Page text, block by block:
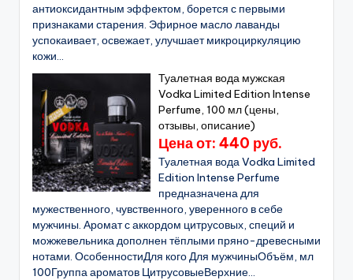
антиоксидантным эффектом, борется с первыми
признаками старения. Эфирное масло лаванды
успокаивает, освежает, улучшает микроциркуляцию
кожи...
Туалетная вода мужская
Vodka Limited Edition Intense
Perfume, 100 мл (цены,
отзывы, описание)
Цена от: 440 руб.
Туалетная вода Vodka Limited
Edition Intense Perfume
предназначена для
мужественного, чувственного, уверенного в себе
мужчины. Аромат с аккордом цитрусовых, специй и
можжевельника дополнен тёплыми пряно-древесными
нотами. ОсобенностиДля кого Для мужчиныОбъём, мл
100Группа ароматов ЦитрусовыеВерхние...